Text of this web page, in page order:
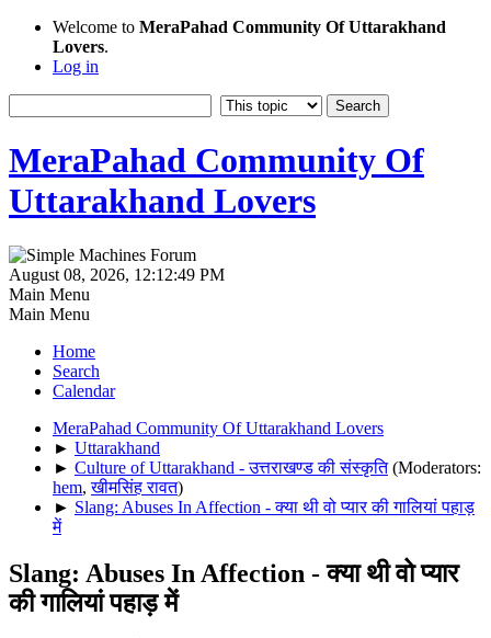
Welcome to MeraPahad Community Of Uttarakhand
Lovers.
Log in
MeraPahad Community Of
Uttarakhand Lovers
August 08, 2026, 12:12:49 PM
Main Menu
Main Menu
Home
Search
Calendar
MeraPahad Community Of Uttarakhand Lovers
► Uttarakhand
► Culture of Uttarakhand - उत्तराखण्ड की संस्कृति (Moderators:
hem,खीमसिंह रावत)
► Slang: Abuses In Affection - क्या थी वो प्यार की गालियां पहाड़
में
Slang: Abuses In Affection - क्या थी वो प्यार
की गालियां पहाड़ में